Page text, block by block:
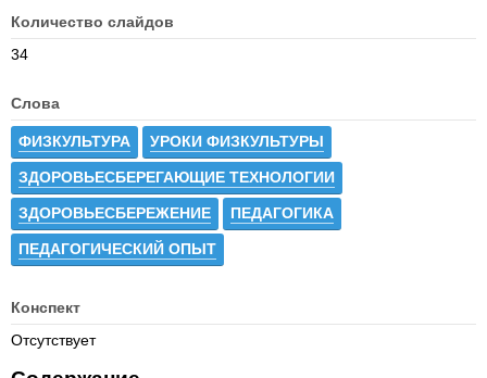
Количество слайдов
34
Слова
ФИЗКУЛЬТУРА УРОКИ ФИЗКУЛЬТУРЫ
ЗДОРОВЬЕСБЕРЕГАЮЩИЕ ТЕХНОЛОГИИ
ЗДОРОВЬЕСБЕРЕЖЕНИЕ ПЕДАГОГИКА
ПЕДАГОГИЧЕСКИЙ ОПЫТ
Конспект
Отсутствует